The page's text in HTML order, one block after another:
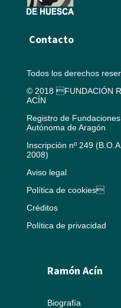
Contacto
Todos los derechos
© 2018 FUNDACIÓN
ACÍN
Registro de
Autónoma de Aragón
Inscripción nº 249
2008)
Aviso legal
Política de cookies
Créditos
Política de privacidad
Ramón Acín
Biografía